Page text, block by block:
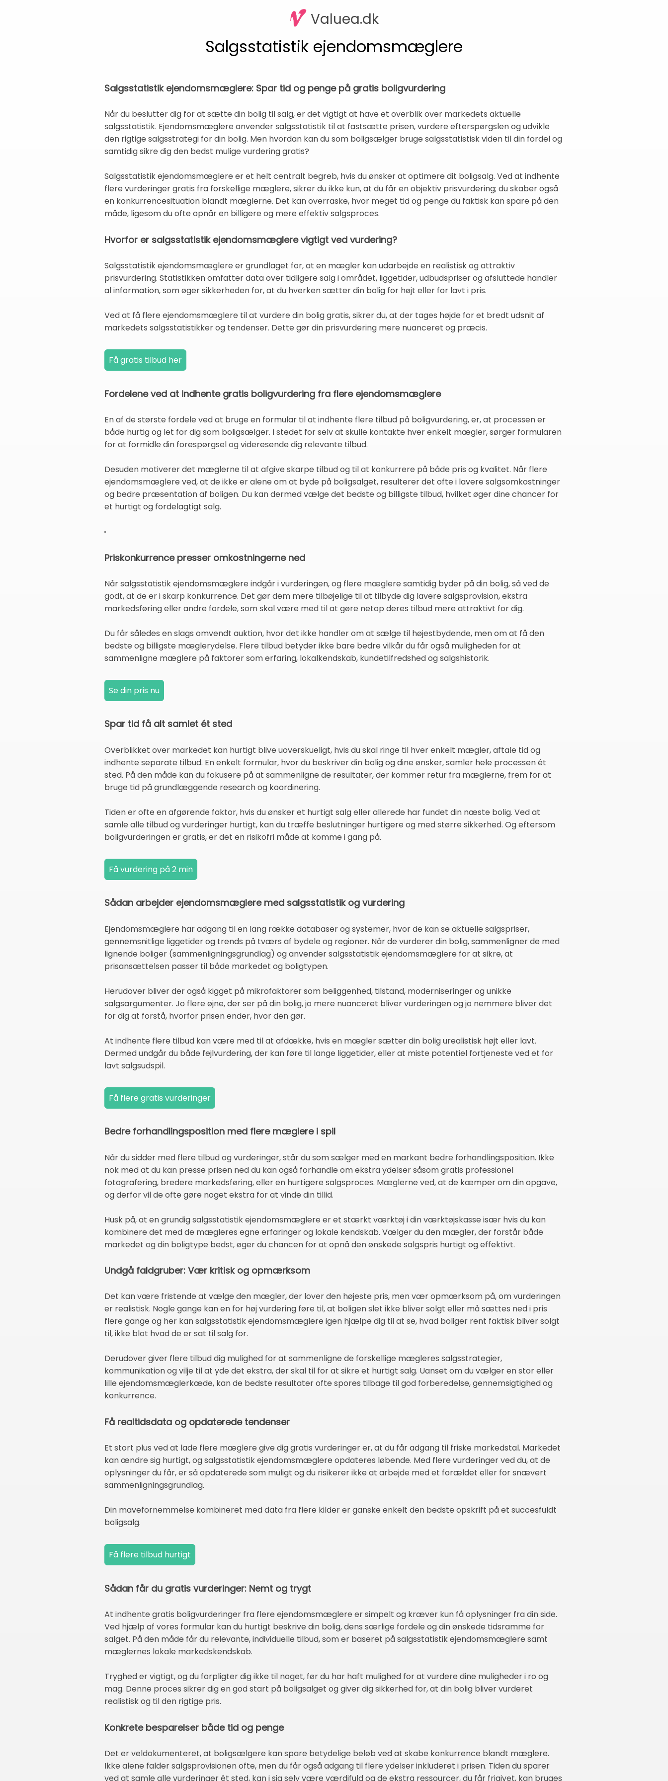
Valuea.dk
Salgsstatistik ejendomsmæglere
Salgsstatistik ejendomsmæglere: Spar tid og penge på gratis boligvurdering
Når du beslutter dig for at sætte din bolig til salg, er det vigtigt at have et overblik over markedets aktuelle
salgsstatistik. Ejendomsmæglere anvender salgsstatistik til at fastsætte prisen, vurdere efterspørgslen og udvikle
den rigtige salgsstrategi for din bolig. Men hvordan kan du som boligsælger bruge salgsstatistisk viden til din fordel og
samtidig sikre dig den bedst mulige vurdering gratis?
Salgsstatistik ejendomsmæglere er et helt centralt begreb, hvis du ønsker at optimere dit boligsalg. Ved at indhente
flere vurderinger gratis fra forskellige mæglere, sikrer du ikke kun, at du får en objektiv prisvurdering; du skaber også
en konkurrencesituation blandt mæglerne. Det kan overraske, hvor meget tid og penge du faktisk kan spare på den
måde, ligesom du ofte opnår en billigere og mere effektiv salgsproces.
Hvorfor er salgsstatistik ejendomsmæglere vigtigt ved vurdering?
Salgsstatistik ejendomsmæglere er grundlaget for, at en mægler kan udarbejde en realistisk og attraktiv
prisvurdering. Statistikken omfatter data over tidligere salg i området, liggetider, udbudspriser og afsluttede handler
al information, som øger sikkerheden for, at du hverken sætter din bolig for højt eller for lavt i pris.
Ved at få flere ejendomsmæglere til at vurdere din bolig gratis, sikrer du, at der tages højde for et bredt udsnit af
markedets salgsstatistikker og tendenser. Dette gør din prisvurdering mere nuanceret og præcis.
Fordelene ved at indhente gratis boligvurdering fra flere ejendomsmæglere
En af de største fordele ved at bruge en formular til at indhente flere tilbud på boligvurdering, er, at processen er
både hurtig og let for dig som boligsælger. I stedet for selv at skulle kontakte hver enkelt mægler, sørger formularen
for at formidle din forespørgsel og videresende dig relevante tilbud.
Desuden motiverer det mæglerne til at afgive skarpe tilbud og til at konkurrere på både pris og kvalitet. Når flere
ejendomsmæglere ved, at de ikke er alene om at byde på boligsalget, resulterer det ofte i lavere salgsomkostninger
og bedre præsentation af boligen. Du kan dermed vælge det bedste og billigste tilbud, hvilket øger dine chancer for
et hurtigt og fordelagtigt salg.
Priskonkurrence presser omkostningerne ned
Når salgsstatistik ejendomsmæglere indgår i vurderingen, og flere mæglere samtidig byder på din bolig, så ved de
godt, at de er i skarp konkurrence. Det gør dem mere tilbøjelige til at tilbyde dig lavere salgsprovision, ekstra
markedsføring eller andre fordele, som skal være med til at gøre netop deres tilbud mere attraktivt for dig.
Du får således en slags omvendt auktion, hvor det ikke handler om at sælge til højestbydende, men om at få den
bedste og billigste mæglerydelse. Flere tilbud betyder ikke bare bedre vilkår du får også muligheden for at
sammenligne mæglere på faktorer som erfaring, lokalkendskab, kundetilfredshed og salgshistorik.
Spar tid få alt samlet ét sted
Overblikket over markedet kan hurtigt blive uoverskueligt, hvis du skal ringe til hver enkelt mægler, aftale tid og
indhente separate tilbud. En enkelt formular, hvor du beskriver din bolig og dine ønsker, samler hele processen ét
sted. På den måde kan du fokusere på at sammenligne de resultater, der kommer retur fra mæglerne, frem for at
bruge tid på grundlæggende research og koordinering.
Tiden er ofte en afgørende faktor, hvis du ønsker et hurtigt salg eller allerede har fundet din næste bolig. Ved at
samle alle tilbud og vurderinger hurtigt, kan du træffe beslutninger hurtigere og med større sikkerhed. Og eftersom
boligvurderingen er gratis, er det en risikofri måde at komme i gang på.
Sådan arbejder ejendomsmæglere med salgsstatistik og vurdering
Ejendomsmæglere har adgang til en lang række databaser og systemer, hvor de kan se aktuelle salgspriser,
gennemsnitlige liggetider og trends på tværs af bydele og regioner. Når de vurderer din bolig, sammenligner de med
lignende boliger (sammenligningsgrundlag) og anvender salgsstatistik ejendomsmæglere for at sikre, at
prisansættelsen passer til både markedet og boligtypen.
Herudover bliver der også kigget på mikrofaktorer som beliggenhed, tilstand, moderniseringer og unikke
salgsargumenter. Jo flere øjne, der ser på din bolig, jo mere nuanceret bliver vurderingen og jo nemmere bliver det
for dig at forstå, hvorfor prisen ender, hvor den gør.
At indhente flere tilbud kan være med til at afdække, hvis en mægler sætter din bolig urealistisk højt eller lavt.
Dermed undgår du både fejlvurdering, der kan føre til lange liggetider, eller at miste potentiel fortjeneste ved et for
lavt salgsudspil.
Bedre forhandlingsposition med flere mæglere i spil
Når du sidder med flere tilbud og vurderinger, står du som sælger med en markant bedre forhandlingsposition. Ikke
nok med at du kan presse prisen ned du kan også forhandle om ekstra ydelser såsom gratis professionel
fotografering, bredere markedsføring, eller en hurtigere salgsproces. Mæglerne ved, at de kæmper om din opgave,
og derfor vil de ofte gøre noget ekstra for at vinde din tillid.
Husk på, at en grundig salgsstatistik ejendomsmæglere er et stærkt værktøj i din værktøjskasse især hvis du kan
kombinere det med de mægleres egne erfaringer og lokale kendskab. Vælger du den mægler, der forstår både
markedet og din boligtype bedst, øger du chancen for at opnå den ønskede salgspris hurtigt og effektivt.
Undgå faldgruber: Vær kritisk og opmærksom
Det kan være fristende at vælge den mægler, der lover den højeste pris, men vær opmærksom på, om vurderingen
er realistisk. Nogle gange kan en for høj vurdering føre til, at boligen slet ikke bliver solgt eller må sættes ned i pris
flere gange og her kan salgsstatistik ejendomsmæglere igen hjælpe dig til at se, hvad boliger rent faktisk bliver solgt
til, ikke blot hvad de er sat til salg for.
Derudover giver flere tilbud dig mulighed for at sammenligne de forskellige mægleres salgsstrategier,
kommunikation og vilje til at yde det ekstra, der skal til for at sikre et hurtigt salg. Uanset om du vælger en stor eller
lille ejendomsmæglerkæde, kan de bedste resultater ofte spores tilbage til god forberedelse, gennemsigtighed og
konkurrence.
Få realtidsdata og opdaterede tendenser
Et stort plus ved at lade flere mæglere give dig gratis vurderinger er, at du får adgang til friske markedstal. Markedet
kan ændre sig hurtigt, og salgsstatistik ejendomsmæglere opdateres løbende. Med flere vurderinger ved du, at de
oplysninger du får, er så opdaterede som muligt og du risikerer ikke at arbejde med et forældet eller for snævert
sammenligningsgrundlag.
Din mavefornemmelse kombineret med data fra flere kilder er ganske enkelt den bedste opskrift på et succesfuldt
boligsalg.
Sådan får du gratis vurderinger: Nemt og trygt
At indhente gratis boligvurderinger fra flere ejendomsmæglere er simpelt og kræver kun få oplysninger fra din side.
Ved hjælp af vores formular kan du hurtigt beskrive din bolig, dens særlige fordele og din ønskede tidsramme for
salget. På den måde får du relevante, individuelle tilbud, som er baseret på salgsstatistik ejendomsmæglere samt
mæglernes lokale markedskendskab.
Tryghed er vigtigt, og du forpligter dig ikke til noget, før du har haft mulighed for at vurdere dine muligheder i ro og
mag. Denne proces sikrer dig en god start på boligsalget og giver dig sikkerhed for, at din bolig bliver vurderet
realistisk og til den rigtige pris.
Konkrete besparelser både tid og penge
Det er veldokumenteret, at boligsælgere kan spare betydelige beløb ved at skabe konkurrence blandt mæglere.
Ikke alene falder salgsprovisionen ofte, men du får også adgang til flere ydelser inkluderet i prisen. Tiden du sparer
ved at samle alle vurderinger ét sted, kan i sig selv være værdifuld og de ekstra ressourcer, du får frigivet, kan bruges